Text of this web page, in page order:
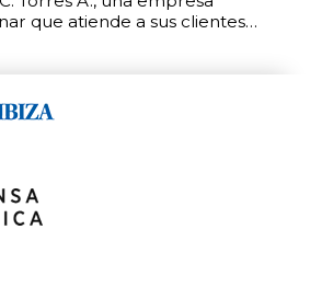
que atiende a sus clientes…